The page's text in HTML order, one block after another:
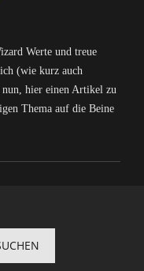
Werte und treue
(wie kurz auch
hier einen Artikel zu
Thema auf die Beine